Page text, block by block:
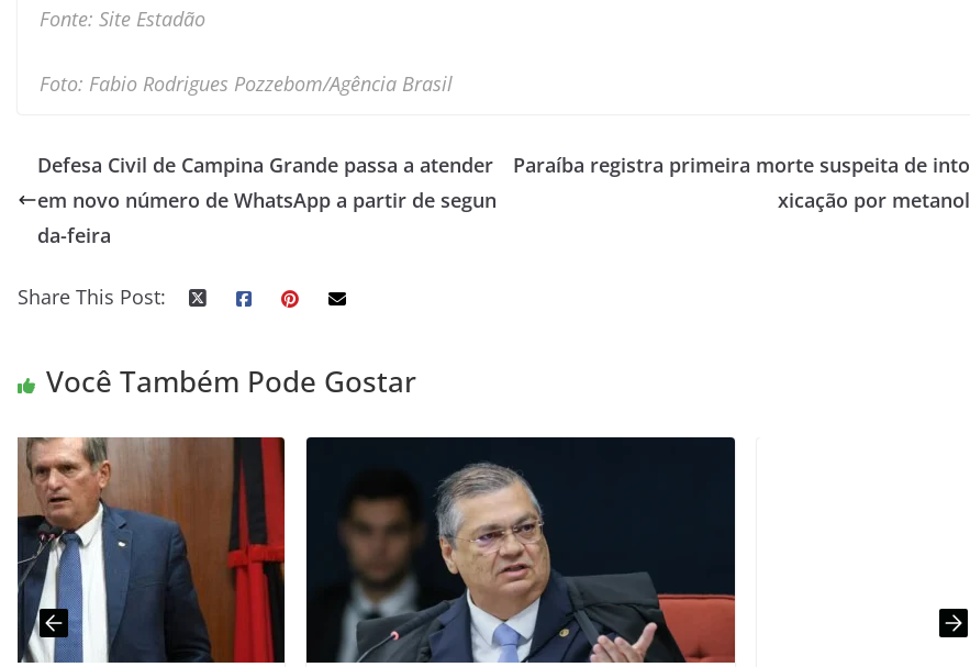
Fonte: Site Estadão
Foto: Fabio Rodrigues Pozzebom/Agência Brasil
Defesa Civil de Campina Grande passa a atender
em novo número de WhatsApp a partir de segun
da-feira
Paraíba registra primeira morte suspeita de into
xicação por metanol
Share This Post:
Você Também Pode Gostar